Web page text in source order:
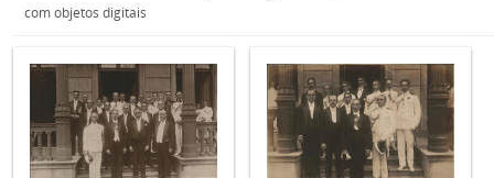
com objetos digitais